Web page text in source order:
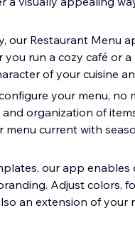
our Restaurant Menu
run a cozy café or
of your cuisine
your menu, no
organization of
current with
our app enables
Adjust colors,
an extension of your